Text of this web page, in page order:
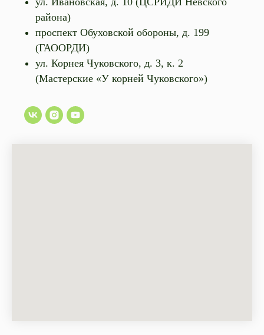
района)
проспект Обуховской обороны, д. 199
(ГАООРДИ)
ул. Корнея Чуковского, д. 3, к. 2
(Мастерские «У корней Чуковского»)